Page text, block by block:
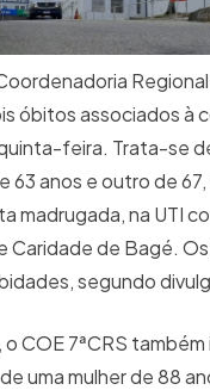
óbitos associados à
feira. Trata-se
63 anos e outro de
madrugada, na UTI
Caridade de Bagé.
segundo
COE 7ªCRS
uma mulher de 88